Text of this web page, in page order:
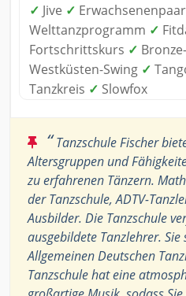
✓ Jive ✓
Welttanzprogramm ✓
Fortschrittskurs ✓
Westküsten-Swing ✓
Tanzkreis ✓ Slowfox
“Tanzschule Fischer
Altersgruppen und
zu erfahrenen Tänzern.
der Tanzschule, ADTV-
Ausbilder. Die Tanzschule
ausgebildete Tanzlehrer.
Allgemeinen Deutschen
Tanzschule hat eine